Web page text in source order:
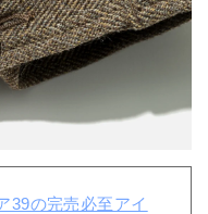
39の完売必至アイ